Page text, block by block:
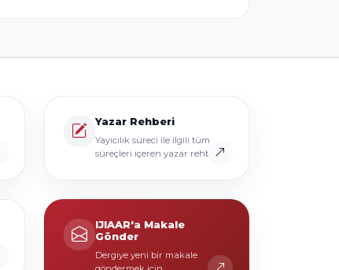
Yazar Rehberi
Yayıcılık süreci ile ilgili tüm
süreçleri içeren yazar rehberi
IJIAAR'a Makale
Gönder
Dergiye yeni bir makale